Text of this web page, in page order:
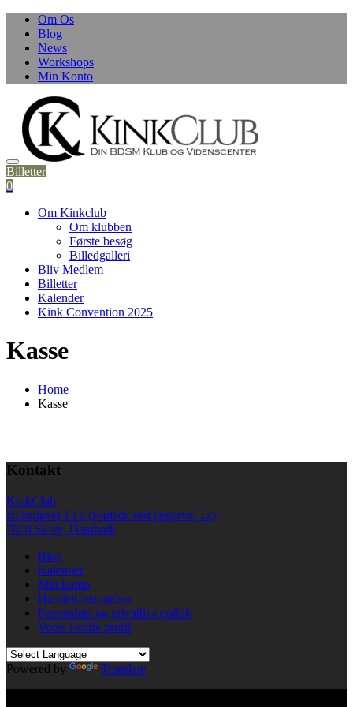
Skip
content
Om Os
Blog
News
Workshops
Min Konto
Billetter
0
Om Kinkclub
Om klubben
Første besøg
Billedgalleri
Bliv Medlem
Billetter
Kalender
Kink Convention 2025
Kasse
Home
Kasse
Kontakt
KinkClub
Bilstrupvej 13 a (P-plads ved jægervej 12)
7800 Skive, Danmark
Blog
Kalender
Min konto
Handelsbetingelser
Persondata og privatlivs politik
Vores Fetlife profil
Powered by
Translate